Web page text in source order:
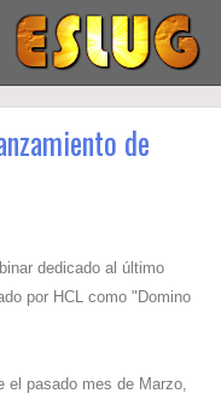
de
dedicado al último
por HCL como "Domino
el pasado mes de Marzo,